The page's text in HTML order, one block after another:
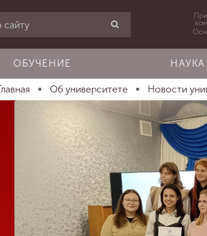
ОБУЧЕНИЕ НАУКА
Об университете Новости